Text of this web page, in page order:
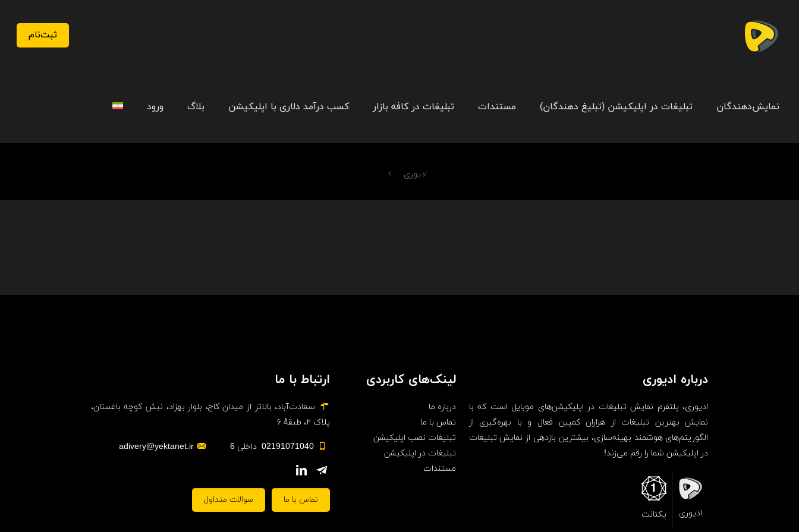
نمایش‌دهندگان تبلیغات در اپلیکیشن (تبلیغ دهندگان) مستندات تبلیغات در کافه بازار کسب درآمد دلاری با اپلیکیشن بلاگ ورود
ثبت‌نام
ادیوری
درباره ادیوری
ادیوری، پلتفرم نمایش تبلیغات در اپلیکیشن‌های موبایل است که با
نمایش بهترین تبلیغات از هزاران کمپین فعال و با بهره‌گیری از
الگوریتم‌های هوشمند بهینه‌سازی، بیشترین بازدهی از نمایش تبلیغات
در اپلیکیشن شما را رقم می‌زند!
ادیوری یکتانت
لینک‌های کاربردی
درباره ما
تماس با ما
تبلیغات نصب اپلیکیشن
تبلیغات در اپلیکیشن
مستندات
ارتباط با ما
سعادت‌آباد، بالاتر از میدان کاج، بلوار بهزاد، نبش کوچه باغستان،
پلاک ۲، طبقهٔ ۶
02191071040 داخلی 6
تماس با ما سوالات متداول